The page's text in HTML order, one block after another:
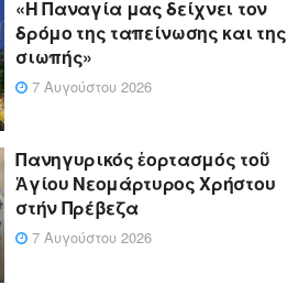
«Η Παναγία μας δείχνει τον
δρόμο της ταπείνωσης και της
σιωπής»
7 Αυγούστου 2026
Πανηγυρικός ἑορτασμός τοῦ
Ἁγίου Νεομάρτυρος Χρήστου
στήν Πρέβεζα
7 Αυγούστου 2026